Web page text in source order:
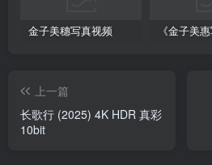
金子美穗写真视频
上一篇
长歌行 (2025) 4K HDR 真彩
10bit